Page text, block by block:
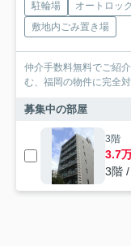
駐輪場 オートロック
敷地内ごみ置き場
仲介手数料無料でご紹
む、福岡の物件に完全
募集中の部屋
3階
3.7
3階